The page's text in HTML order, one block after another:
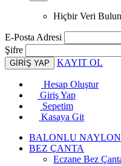
Hiçbir Veri
E-Posta Adresi
Şifre
KAYIT OL
Hesap Oluştur
Giriş Yap
Sepetim
Kasaya Git
BALONLU NAYLON
BEZ ÇANTA
Eczane Bez